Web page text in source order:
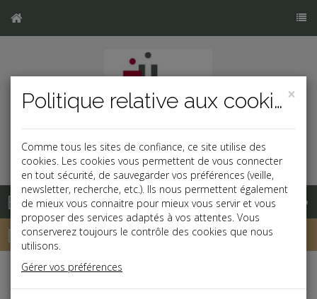
Base documentaire
Dépêches
Liste des dernières dépêches
×
Politique relative aux cookies
Comme tous les sites de confiance, ce site utilise des
cookies. Les cookies vous permettent de vous connecter
en tout sécurité, de sauvegarder vos préférences (veille,
newsletter, recherche, etc.). Ils nous permettent également
de mieux vous connaitre pour mieux vous servir et vous
proposer des services adaptés à vos attentes. Vous
conserverez toujours le contrôle des cookies que nous
utilisons.
Gérer vos préférences